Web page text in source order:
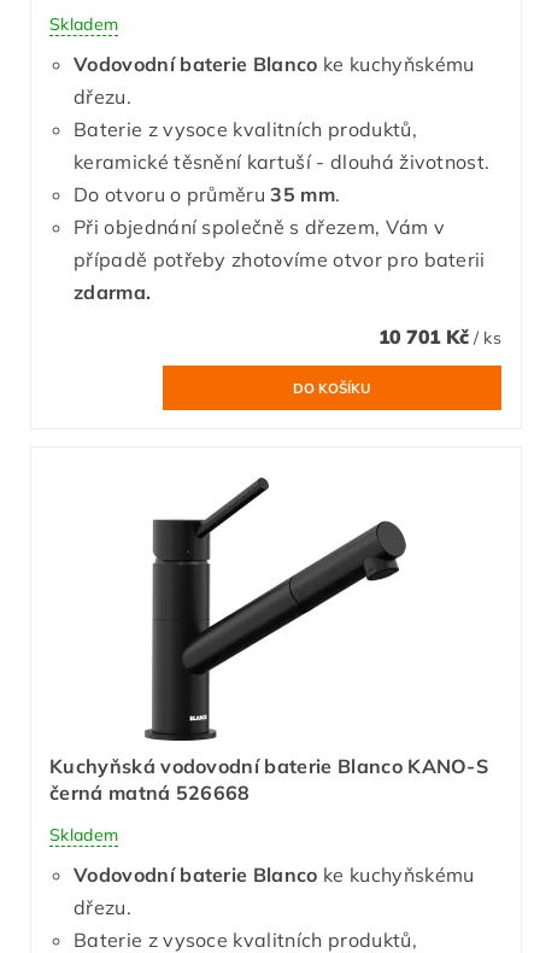
Skladem
Vodovodní baterie Blanco ke kuchyňskému
dřezu.
Baterie z vysoce kvalitních produktů,
keramické těsnění kartuší - dlouhá životnost.
Do otvoru o průměru35 mm.
Při objednání společně s dřezem, Vám v
případě potřeby zhotovíme otvor pro baterii
zdarma.
10 701 Kč / ks
Kuchyňská vodovodní baterie Blanco KANO-S
černá matná 526668
Skladem
Vodovodní baterie Blanco ke kuchyňskému
dřezu.
Baterie z vysoce kvalitních produktů,